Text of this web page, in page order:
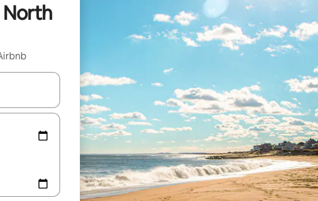
North
med upp- och nedåtpilarna eller utforska genom att trycka eller svepa.